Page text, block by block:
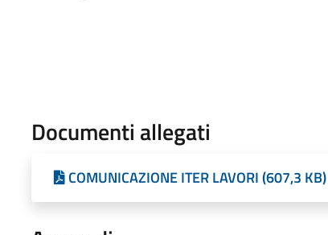
Documenti allegati
COMUNICAZIONE ITER LAVORI (607,3 KB)